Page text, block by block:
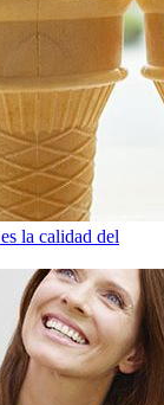
la calidad del